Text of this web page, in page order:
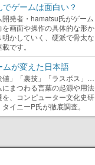
でゲームは面白い？
開発者・hamatsu氏がゲーム
を画面や操作の具体的な形か
明かしていく、硬派で骨太な
です。
ムが変えた日本語
値」「裏技」「ラスボス」…
にまつわる言葉の起源や用法
を、コンピューター文化史研
イニーP氏が徹底調査。